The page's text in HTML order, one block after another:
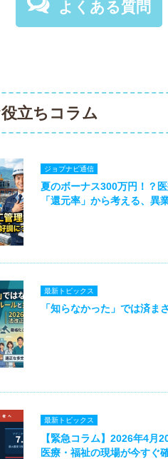
よくある質問
立ちコラム
ジョブナビ通信
夏のボーナス300万円！？
「還元率」から考える、異
最新トピックス
「知らなかった」では済ま
最新トピックス
【緊急コラム】2026年4
医療・福祉の現場が今すぐ